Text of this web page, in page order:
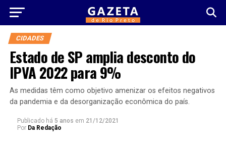
CIDADES
Estado de SP amplia desconto do
IPVA 2022 para 9%
As medidas têm como objetivo amenizar os efeitos negativos
da pandemia e da desorganização econômica do país.
Publicado há 5 anos em 21/12/2021
Por Da Redação